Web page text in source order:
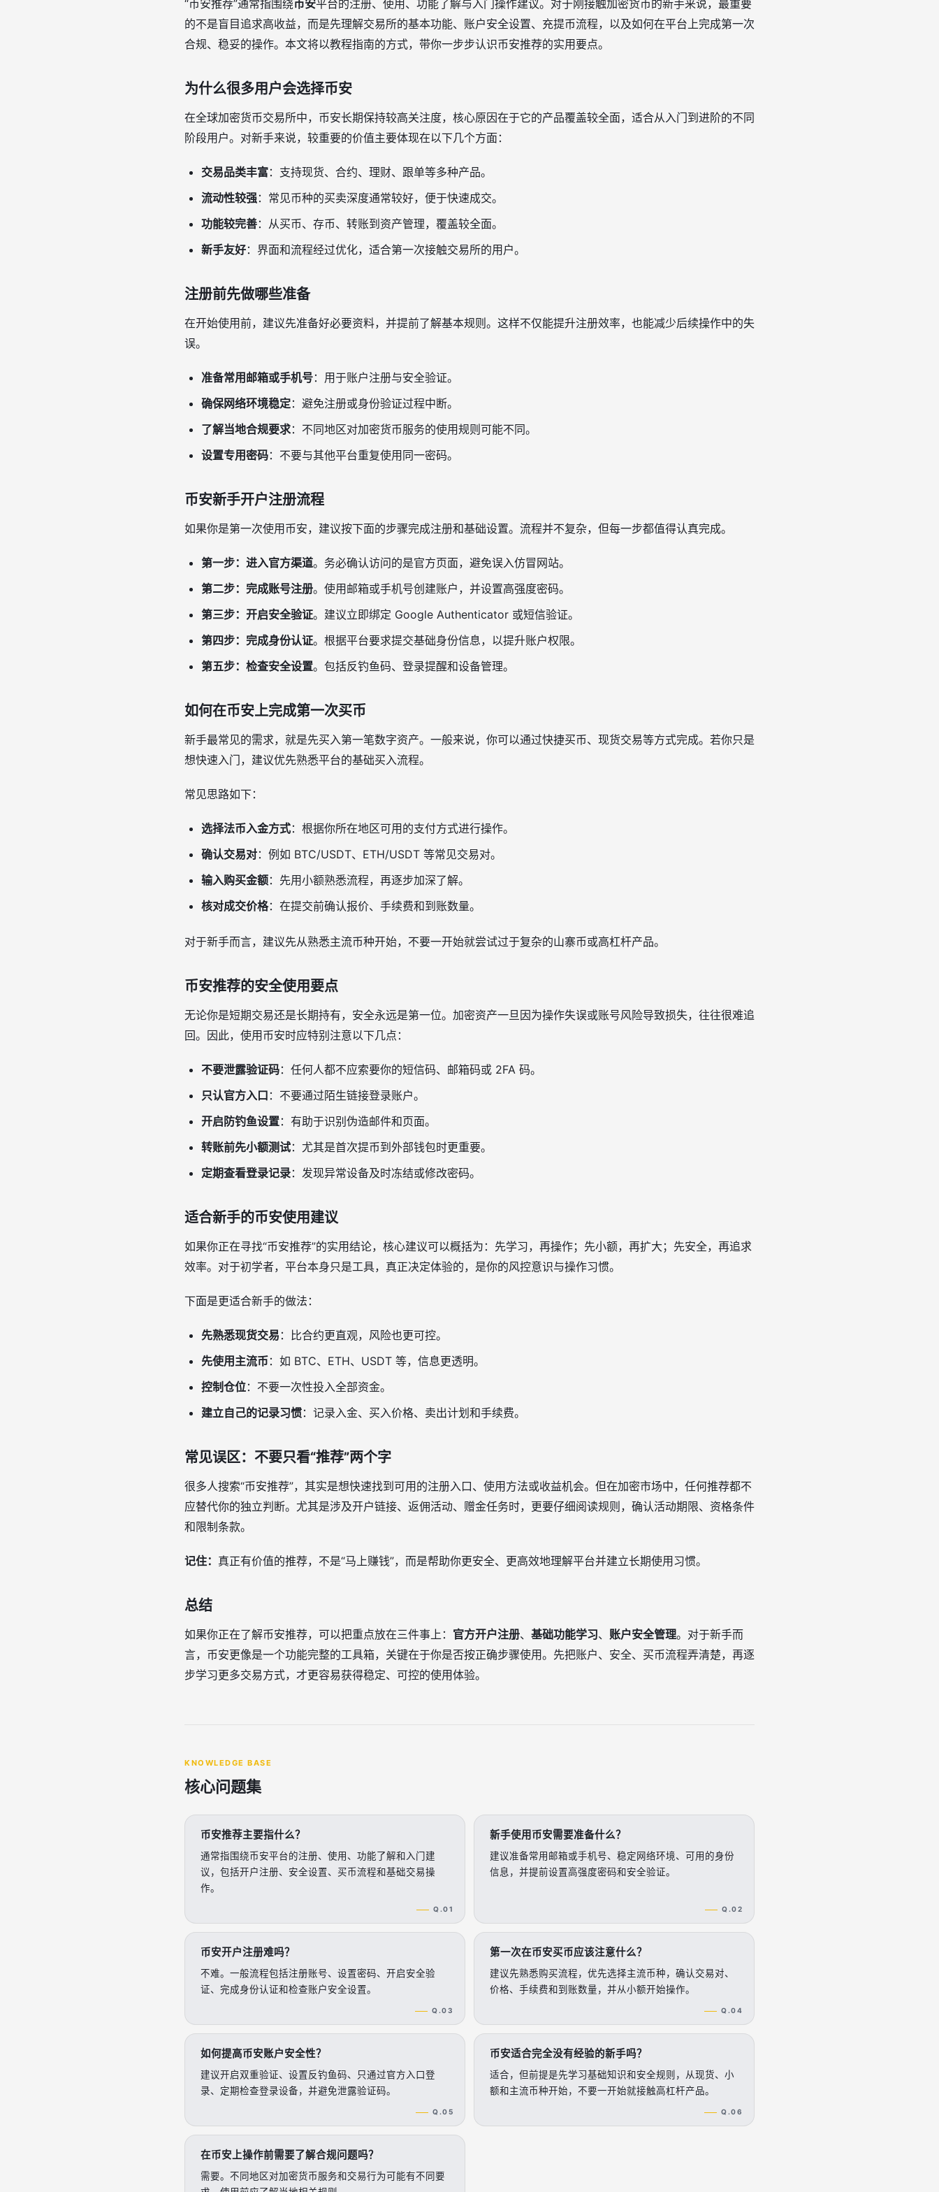
“币安推荐”通常指围绕币安平台的注册、使用、功能了解与入门操作建议。对于刚接触加密货币的新手来说，最重要
的不是盲目追求高收益，而是先理解交易所的基本功能、账户安全设置、充提币流程，以及如何在平台上完成第一次
合规、稳妥的操作。本文将以教程指南的方式，带你一步步认识币安推荐的实用要点。
为什么很多用户会选择币安
在全球加密货币交易所中，币安长期保持较高关注度，核心原因在于它的产品覆盖较全面，适合从入门到进阶的不同
阶段用户。对新手来说，较重要的价值主要体现在以下几个方面：
交易品类丰富：支持现货、合约、理财、跟单等多种产品。
流动性较强：常见币种的买卖深度通常较好，便于快速成交。
功能较完善：从买币、存币、转账到资产管理，覆盖较全面。
新手友好：界面和流程经过优化，适合第一次接触交易所的用户。
注册前先做哪些准备
在开始使用前，建议先准备好必要资料，并提前了解基本规则。这样不仅能提升注册效率，也能减少后续操作中的失
误。
准备常用邮箱或手机号：用于账户注册与安全验证。
确保网络环境稳定：避免注册或身份验证过程中断。
了解当地合规要求：不同地区对加密货币服务的使用规则可能不同。
设置专用密码：不要与其他平台重复使用同一密码。
币安新手开户注册流程
如果你是第一次使用币安，建议按下面的步骤完成注册和基础设置。流程并不复杂，但每一步都值得认真完成。
第一步：进入官方渠道。务必确认访问的是官方页面，避免误入仿冒网站。
第二步：完成账号注册。使用邮箱或手机号创建账户，并设置高强度密码。
第三步：开启安全验证。建议立即绑定 Google Authenticator 或短信验证。
第四步：完成身份认证。根据平台要求提交基础身份信息，以提升账户权限。
第五步：检查安全设置。包括反钓鱼码、登录提醒和设备管理。
如何在币安上完成第一次买币
新手最常见的需求，就是先买入第一笔数字资产。一般来说，你可以通过快捷买币、现货交易等方式完成。若你只是
想快速入门，建议优先熟悉平台的基础买入流程。
常见思路如下：
选择法币入金方式：根据你所在地区可用的支付方式进行操作。
确认交易对：例如 BTC/USDT、ETH/USDT 等常见交易对。
输入购买金额：先用小额熟悉流程，再逐步加深了解。
核对成交价格：在提交前确认报价、手续费和到账数量。
对于新手而言，建议先从熟悉主流币种开始，不要一开始就尝试过于复杂的山寨币或高杠杆产品。
币安推荐的安全使用要点
无论你是短期交易还是长期持有，安全永远是第一位。加密资产一旦因为操作失误或账号风险导致损失，往往很难追
回。因此，使用币安时应特别注意以下几点：
不要泄露验证码：任何人都不应索要你的短信码、邮箱码或 2FA 码。
只认官方入口 ：不要通过陌生链接登录账户。
开启防钓鱼设置：有助于识别伪造邮件和页面。
转账前先小额测试：尤其是首次提币到外部钱包时更重要。
定期查看登录记录：发现异常设备及时冻结或修改密码。
适合新手的币安使用建议
如果你正在寻找“币安推荐”的实用结论，核心建议可以概括为：先学习，再操作；先小额，再扩大；先安全，再追求
效率。对于初学者，平台本身只是工具，真正决定体验的，是你的风控意识与操作习惯。
下面是更适合新手的做法：
先熟悉现货交易 ：比合约更直观，风险也更可控。
先使用主流币：如 BTC、ETH、USDT 等，信息更透明。
控制仓位：不要一次性投入全部资金。
建立自己的记录习惯：记录入金、买入价格、卖出计划和手续费。
常见误区：不要只看“推荐”两个字
很多人搜索“币安推荐”，其实是想快速找到可用的注册入口、使用方法或收益机会。但在加密市场中，任何推荐都不
应替代你的独立判断。尤其是涉及开户链接、返佣活动、赠金任务时，更要仔细阅读规则，确认活动期限、资格条件
和限制条款。
记住： 真正有价值的推荐，不是“马上赚钱”，而是帮助你更安全、更高效地理解平台并建立长期使用习惯。
总结
如果你正在了解币安推荐，可以把重点放在三件事上： 官方开户注册、 基础功能学习、 账户安全管理。对于新手而
言，币安更像是一个功能完整的工具箱，关键在于你是否按正确步骤使用。先把账户、安全、买币流程弄清楚，再逐
步学习更多交易方式，才更容易获得稳定、可控的使用体验。
KNOWLEDGE BASE
核心问题集
币安推荐主要指什么？
通常指围绕币安平台的注册、使用、功能了解和入门建
议，包括开户注册、安全设置、买币流程和基础交易操
作。
Q.01
新手使用币安需要准备什么？
建议准备常用邮箱或手机号、稳定网络环境、可用的身份
信息，并提前设置高强度密码和安全验证。
Q.02
币安开户注册难吗？
不难。一般流程包括注册账号、设置密码、开启安全验
证、完成身份认证和检查账户安全设置。
Q.03
第一次在币安买币应该注意什么？
建议先熟悉购买流程，优先选择主流币种，确认交易对、
价格、手续费和到账数量，并从小额开始操作。
Q.04
如何提高币安账户安全性？
建议开启双重验证、设置反钓鱼码、只通过官方入口登
录、定期检查登录设备，并避免泄露验证码。
Q.05
币安适合完全没有经验的新手吗？
适合，但前提是先学习基础知识和安全规则，从现货、小
额和主流币种开始，不要一开始就接触高杠杆产品。
Q.06
在币安上操作前需要了解合规问题吗？
需要。不同地区对加密货币服务和交易行为可能有不同要